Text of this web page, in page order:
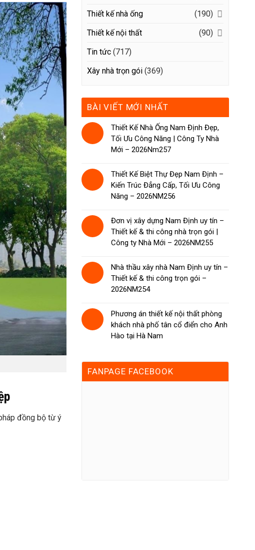
đồng bộ từ ý
Thiết kế nhà ống
(190)
Thiết kế nội thất
(90)
Tin tức (717)
Xây nhà trọn gói (369)
BÀI VIẾT MỚI NHẤT
Thiết Kế Nhà Ống Nam Định Đẹp,
Tối Ưu Công Năng | Công Ty Nhà
Mới – 2026Nm257
Thiết Kế Biệt Thự Đẹp Nam Định –
Kiến Trúc Đẳng Cấp, Tối Ưu Công
Năng – 2026NM256
Đơn vị xây dựng Nam Định uy tín –
Thiết kế & thi công nhà trọn gói |
Công ty Nhà Mới – 2026NM255
Nhà thầu xây nhà Nam Định uy tín –
Thiết kế & thi công trọn gói –
2026NM254
Phương án thiết kế nội thất phòng
khách nhà phố tân cổ điển cho Anh
Hào tại Hà Nam
FANPAGE FACEBOOK